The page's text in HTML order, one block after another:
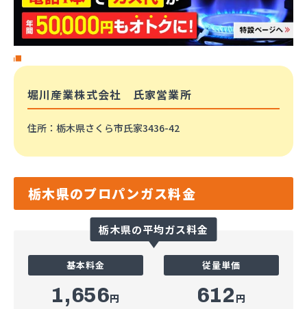
堀川産業株式会社 氏家営業所
住所 ：栃木県さくら市氏家3436-42
栃木県のプロパンガス料金
栃木県の平均ガス料金
基本料金
1,656円
従量単価
612 円